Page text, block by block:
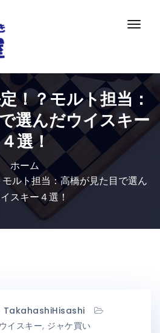
ナ
ー
シ
ョ
ン
切
り
！？モルト担当：
選んだウイスキー
４選！
ホーム
ルト担当：高橋が見た目で選ん
スキー４選！
TakahashiHisashi
ウイスキー, ジャケ買い